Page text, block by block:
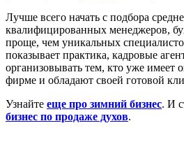
Лучше всего начать с подбора
квалифицированных менеджеров,
проще, чем уникальных
показывает практика, кадровые
организовывать тем, кто уже имеет
фирме и обладают своей готовой
Узнайте еще про зимний бизнес. И
бизнес по продаже духов.